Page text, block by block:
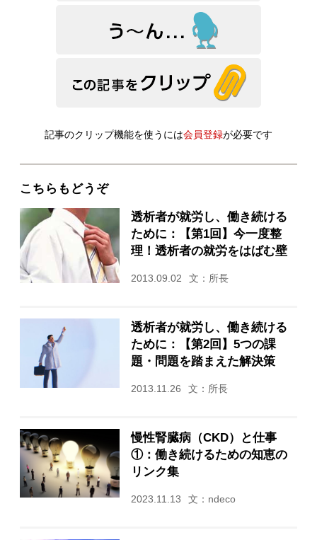
記事のクリップ機能を使うには会員登録が必要です
こちらもどうぞ
透析者が就労し、働き続ける
ために：【第1回】今一度整
理！透析者の就労をはばむ壁
2013.09.02 文：所長
透析者が就労し、働き続ける
ために：【第2回】5つの課
題・問題を踏まえた解決策
2013.11.26 文：所長
慢性腎臓病（CKD）と仕事
①：働き続けるための知恵の
リンク集
2023.11.13 文：ndeco